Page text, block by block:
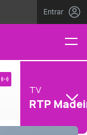
Entrar
TV
RTP